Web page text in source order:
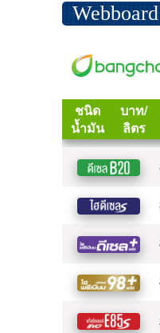
Webboard